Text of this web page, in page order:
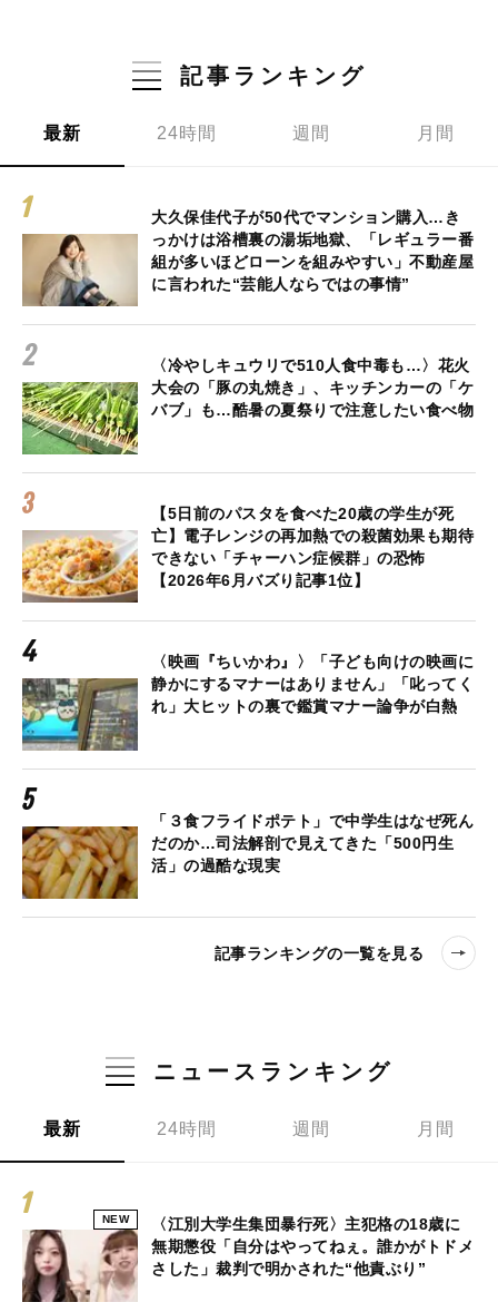
記事ランキング
最新 24時間 週間 月間
大久保佳代子が50代でマンション購入…き
っかけは浴槽裏の湯垢地獄、「レギュラー番
組が多いほどローンを組みやすい」不動産屋
に言われた“芸能人ならではの事情”
〈冷やしキュウリで510人食中毒も…〉花火
大会の「豚の丸焼き」、キッチンカーの「ケ
バブ」も…酷暑の夏祭りで注意したい食べ物
【5日前のパスタを食べた20歳の学生が死
亡】電子レンジの再加熱での殺菌効果も期待
できない「チャーハン症候群」の恐怖
【2026年6月バズり記事1位】
〈映画『ちいかわ』〉「子ども向けの映画に
静かにするマナーはありません」「叱ってく
れ」大ヒットの裏で鑑賞マナー論争が白熱
「３食フライドポテト」で中学生はなぜ死ん
だのか…司法解剖で見えてきた「500円生
活」の過酷な現実
記事ランキングの一覧を見る
ニュースランキング
最新 24時間 週間 月間
NEW
〈江別大学生集団暴行死〉主犯格の18歳に
無期懲役「自分はやってねぇ。誰かがトドメ
さした」裁判で明かされた“他責ぶり”